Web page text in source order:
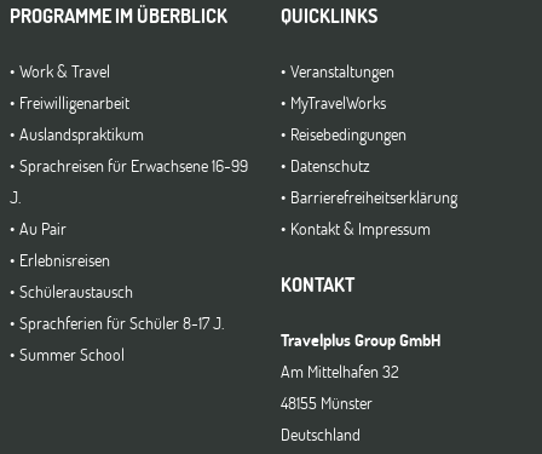
PROGRAMME IM ÜBERBLICK
Work & Travel
Freiwilligenarbeit
Auslandspraktikum
Sprachreisen für Erwachsene 16-99
J.
Au Pair
Erlebnisreisen
Schüleraustausch
Sprachferien für Schüler 8-17 J.
Summer School
QUICKLINKS
Veranstaltungen
MyTravelWorks
Reisebedingungen
Datenschutz
Barrierefreiheitserklärung
Kontakt & Impressum
KONTAKT
Travelplus Group GmbH
Am Mittelhafen 32
48155 Münster
Deutschland